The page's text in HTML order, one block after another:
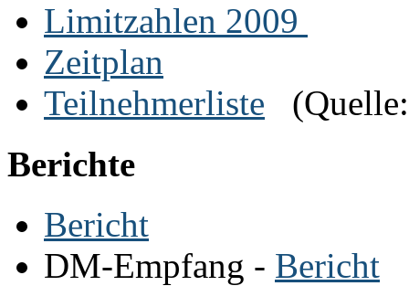
Limitzahlen 2009
Zeitplan
Teilnehmerliste
Berichte
Bericht
DM-Empfang - Bericht